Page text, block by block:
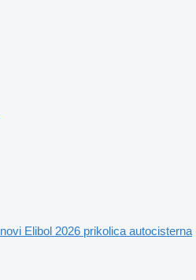
novi Elibol 2026 prikolica autocisterna